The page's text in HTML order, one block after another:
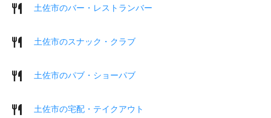
土佐市のバー・レストランバー
土佐市のスナック・クラブ
土佐市のパブ・ショーパブ
土佐市の宅配・テイクアウト